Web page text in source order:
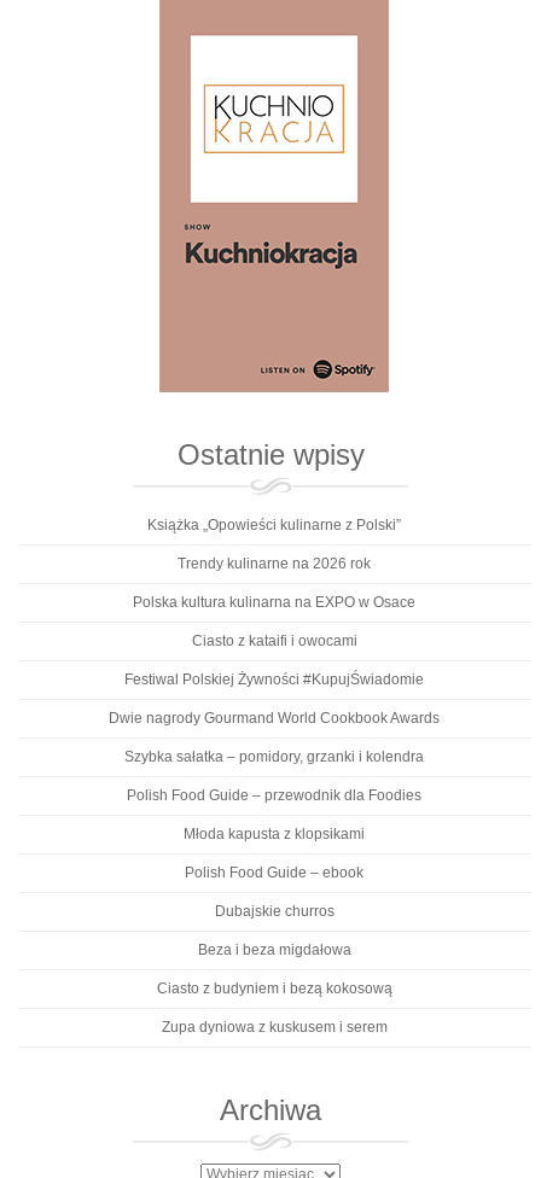
Ostatnie wpisy
Książka „Opowieści kulinarne z Polski”
Trendy kulinarne na 2026 rok
Polska kultura kulinarna na EXPO w Osace
Ciasto z kataifi i owocami
Festiwal Polskiej Żywności #KupujŚwiadomie
Dwie nagrody Gourmand World Cookbook Awards
Szybka sałatka – pomidory, grzanki i kolendra
Polish Food Guide – przewodnik dla Foodies
Młoda kapusta z klopsikami
Polish Food Guide – ebook
Dubajskie churros
Beza i beza migdałowa
Ciasto z budyniem i bezą kokosową
Zupa dyniowa z kuskusem i serem
Archiwa
Archiwa